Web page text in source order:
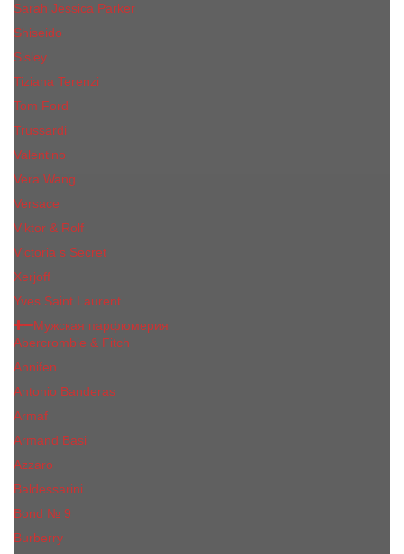
Sarah Jessica Parker
Shiseido
Sisley
Tiziana Terenzi
Tom Ford
Trussardi
Valentino
Vera Wang
Versace
Viktor & Rolf
Victoria s Secret
Xerjoff
Yves Saint Laurent
Мужская парфюмерия
Abercrombie & Fitch
Annifen
Antonio Banderas
Armaf
Armand Basi
Azzaro
Baldessarini
Bond № 9
Burberry